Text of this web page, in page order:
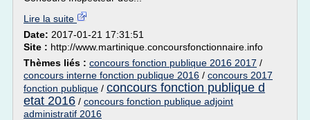
Lire la suite
Date: 2017-01-21 17:31:51
Site : http://www.martinique.concoursfonctionnaire.info
Thèmes liés : concours fonction publique 2016 2017 /
concours interne fonction publique 2016 / concours 2017
fonction publique / concours fonction publique d
etat 2016 / concours fonction publique adjoint
administratif 2016